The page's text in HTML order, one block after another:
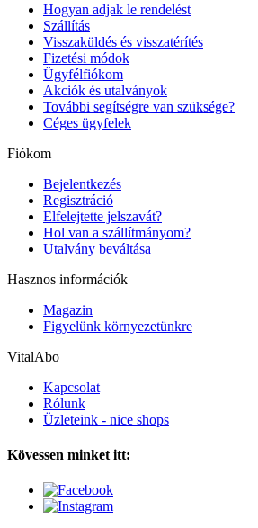
Hogyan adjak le rendelést
Szállítás
Visszaküldés és visszatérítés
Fizetési módok
Ügyfélfiókom
Akciók és utalványok
További segítségre van szüksége?
Céges ügyfelek
Fiókom
Bejelentkezés
Regisztráció
Elfelejtette jelszavát?
Hol van a szállítmányom?
Utalvány beváltása
Hasznos információk
Magazin
Figyelünk környezetünkre
VitalAbo
Kapcsolat
Rólunk
Üzleteink - nice shops
Kövessen minket itt: